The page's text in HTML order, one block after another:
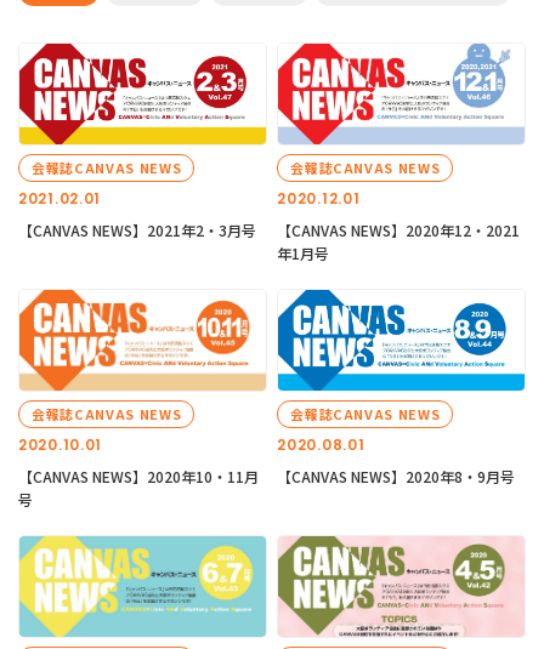
2021.02.01
会報誌CANVAS NEWS
【CANVAS NEWS】2021年2・3月号
2020.12.01
会報誌CANVAS NEWS
【CANVAS NEWS】2020年12・2021
年1月号
2020.10.01
会報誌CANVAS NEWS
【CANVAS NEWS】2020年10・11月
号
2020.08.01
会報誌CANVAS NEWS
【CANVAS NEWS】2020年8・9月号